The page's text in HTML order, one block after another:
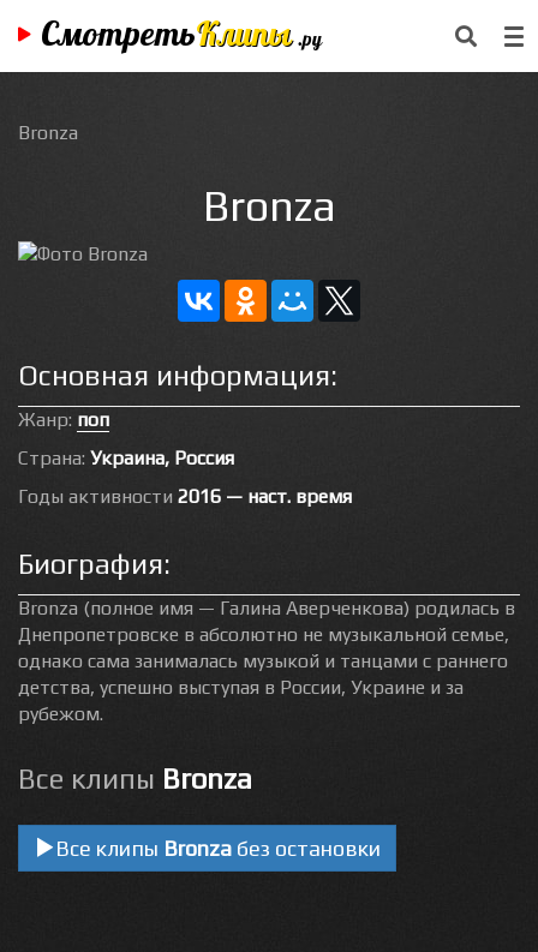
СмотретьКлипы .ру
Bronza
Bronza
Основная информация:
Жанр: поп
Страна: Украина, Россия
Годы активности 2016 — наст. время
Биография:
Bronza (полное имя — Галина Аверченкова) родилась в
Днепропетровске в абсолютно не музыкальной семье,
однако сама занималась музыкой и танцами с раннего
детства, успешно выступая в России, Украине и за
рубежом.
Все клипы Bronza
Все клипы Bronza без остановки